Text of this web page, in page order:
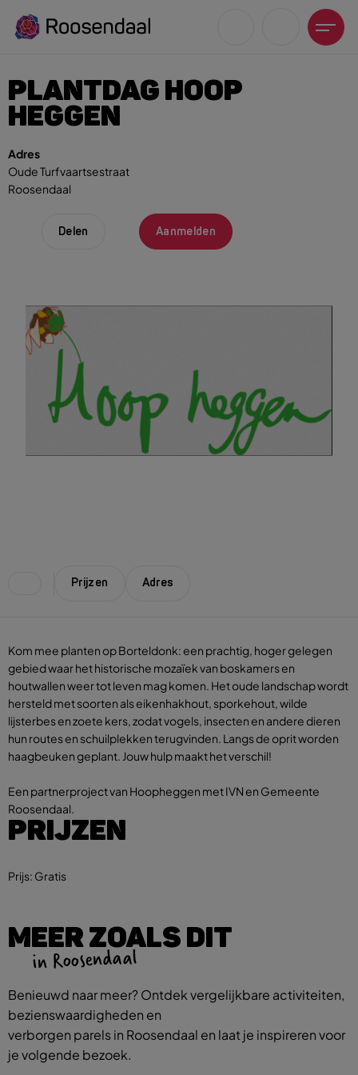
Zoeksuggesties
UITagenda
Wandelen
PLANTDAG HOOP
HEGGEN
Adres
Oude Turfvaartsestraat
Roosendaal
Delen Aanmelden
Prijzen Adres
Kom mee planten op Borteldonk: een prachtig, hoger gelegen
gebied waar het historische mozaïek van boskamers en
houtwallen weer tot leven mag komen. Het oude landschap wordt
hersteld met soorten als eikenhakhout, sporkehout, wilde
lijsterbes en zoete kers, zodat vogels, insecten en andere dieren
hun routes en schuilplekken terugvinden. Langs de oprit worden
haagbeuken geplant. Jouw hulp maakt het verschil!
Een partnerproject van Hoopheggen met IVN en Gemeente
Roosendaal.
PRIJZEN
Prijs: Gratis
MEER ZOALS DIT
in Roosendaal
Benieuwd naar meer? Ontdek vergelijkbare activiteiten,
bezienswaardigheden en
verborgen parels in Roosendaal en laat je inspireren voor
je volgende bezoek.